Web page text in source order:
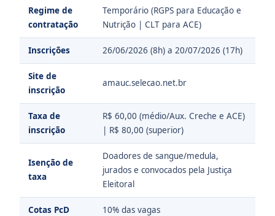
Regime de
contratação
Temporário (RGPS para Educação e
Nutrição | CLT para ACE)
Inscrições 26/06/2026 (8h) a 20/07/2026 (17h)
Site de
inscrição
amauc.selecao.net.br
Taxa de
inscrição
R$ 60,00 (médio/Aux. Creche e ACE)
| R$ 80,00 (superior)
Isenção de
taxa
Doadores de sangue/medula,
jurados e convocados pela Justiça
Eleitoral
Cotas PcD 10% das vagas